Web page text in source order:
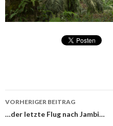
Beitragsnavigation
VORHERIGER BEITRAG
…der letzte Flug nach Jambi…